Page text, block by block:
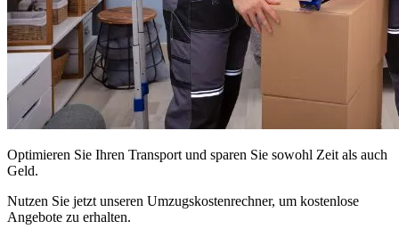
Optimieren Sie Ihren Transport und sparen Sie sowohl Zeit als auch
Geld.
Nutzen Sie jetzt unseren Umzugskostenrechner, um kostenlose
Angebote zu erhalten.